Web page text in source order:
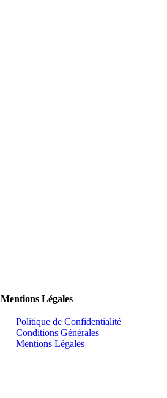
Mentions Légales
Politique de Confidentialité
Conditions Générales
Mentions Légales